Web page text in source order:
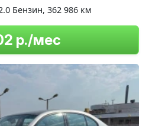
Бензин, 362 986 км
р./мес